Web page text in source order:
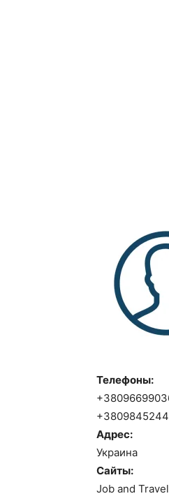
Телефоны:
Адрес:
Украина
Сайты:
Job and